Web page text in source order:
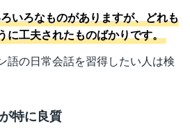
いろなものがありますが、どれも
に工夫されたものばかりです。
語の日常会話を習得したい人は検
特に良質